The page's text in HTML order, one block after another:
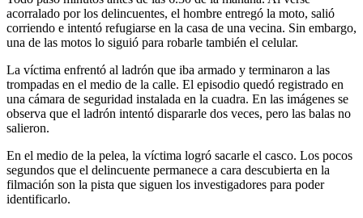
acorralado por los delincuentes, el hombre entregó la moto, salió
corriendo e intentó refugiarse en la casa de una vecina. Sin embargo,
una de las motos lo siguió para robarle también el celular.
La víctima enfrentó al ladrón que iba armado y terminaron a las
trompadas en el medio de la calle. El episodio quedó registrado en
una cámara de seguridad instalada en la cuadra. En las imágenes se
observa que el ladrón intentó dispararle dos veces, pero las balas no
salieron.
En el medio de la pelea, la víctima logró sacarle el casco. Los pocos
segundos que el delincuente permanece a cara descubierta en la
filmación son la pista que siguen los investigadores para poder
identificarlo.